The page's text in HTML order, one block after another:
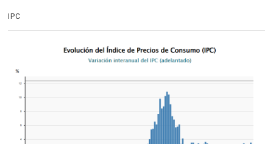
IPC